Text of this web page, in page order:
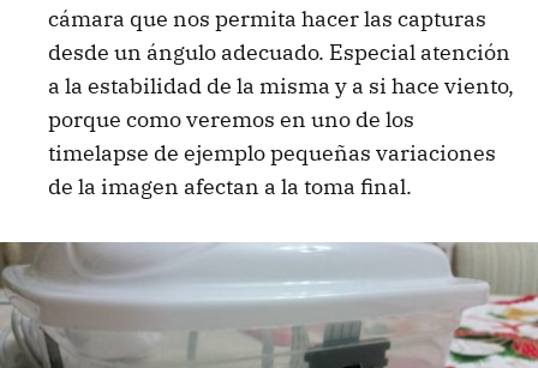
cámara que nos permita hacer las capturas
desde un ángulo adecuado. Especial atención
a la estabilidad de la misma y a si hace viento,
porque como veremos en uno de los
timelapse de ejemplo pequeñas variaciones
de la imagen afectan a la toma final.